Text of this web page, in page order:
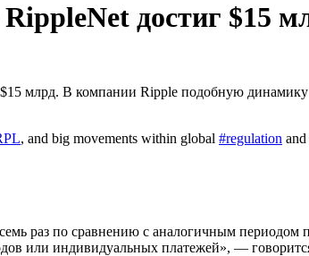
достиг $15
млрд. В компании Ripple подобную динамику
, and big movements within global #regulation
раз по сравнению с аналогичным
или индивидуальных платежей», —